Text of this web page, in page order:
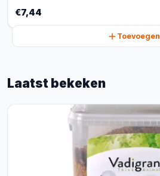
€7,44
Toevoegen
Laatst bekeken